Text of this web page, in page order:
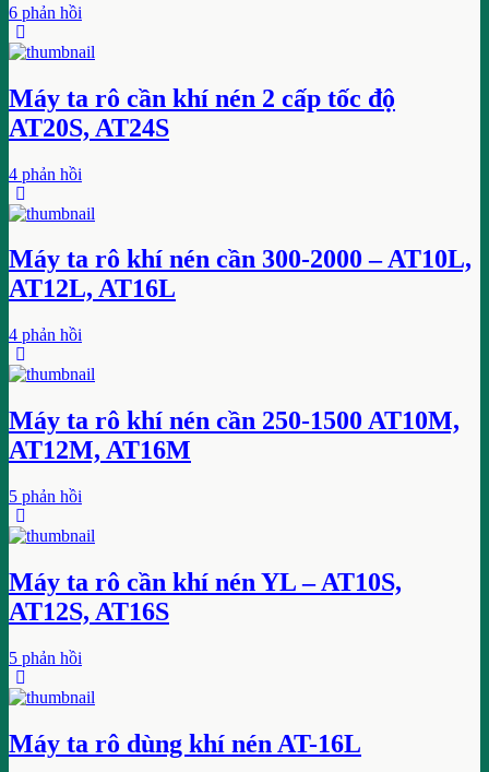
6 phản hồi
Máy ta rô cần khí nén 2 cấp tốc độ
AT20S, AT24S
4 phản hồi
Máy ta rô khí nén cần 300-2000 – AT10L,
AT12L, AT16L
4 phản hồi
Máy ta rô khí nén cần 250-1500 AT10M,
AT12M, AT16M
5 phản hồi
Máy ta rô cần khí nén YL – AT10S,
AT12S, AT16S
5 phản hồi
Máy ta rô dùng khí nén AT-16L